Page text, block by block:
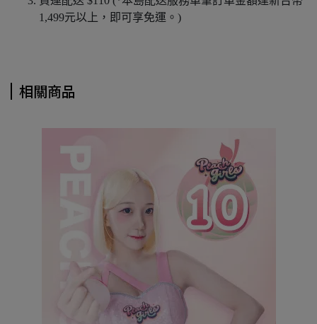
1,499元以上，即可享免運。)
相關商品